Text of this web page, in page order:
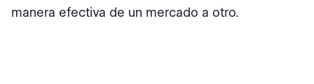
manera efectiva de un mercado a otro.